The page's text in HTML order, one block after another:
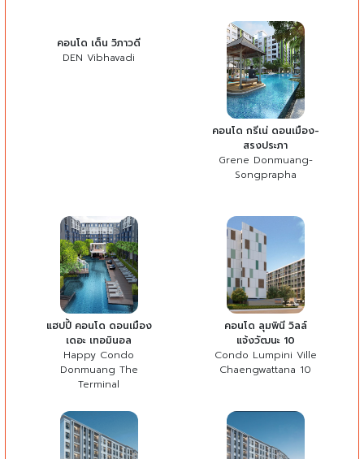
คอนโด เด็น วิภาวดี
DEN Vibhavadi
คอนโด กรีเน่ ดอนเมือง-
สรงประภา
Grene Donmuang-
Songprapha
แฮปปี้ คอนโด ดอนเมือง
เดอะ เทอมินอล
Happy Condo
Donmuang The
Terminal
คอนโด ลุมพินี วิลล์
แจ้งวัฒนะ 10
Condo Lumpini Ville
Chaengwattana 10